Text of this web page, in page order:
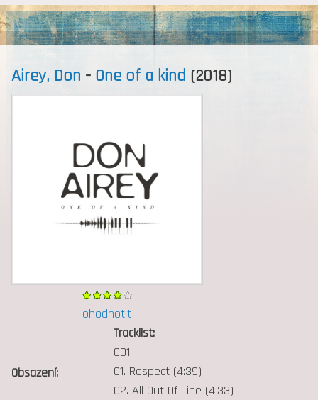
MENU
Airey, Don - One of a kind (2018)
ohodnotit
Tracklist:
CD1:
01. Respect (4:39)
02. All Out Of Line (4:33)
Obsazení: